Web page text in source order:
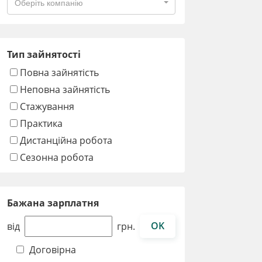
Тип зайнятості
Повна зайнятість
Неповна зайнятість
Стажування
Практика
Дистанційна робота
Сезонна робота
Бажана зарплатня
від
грн.
OK
Договірна